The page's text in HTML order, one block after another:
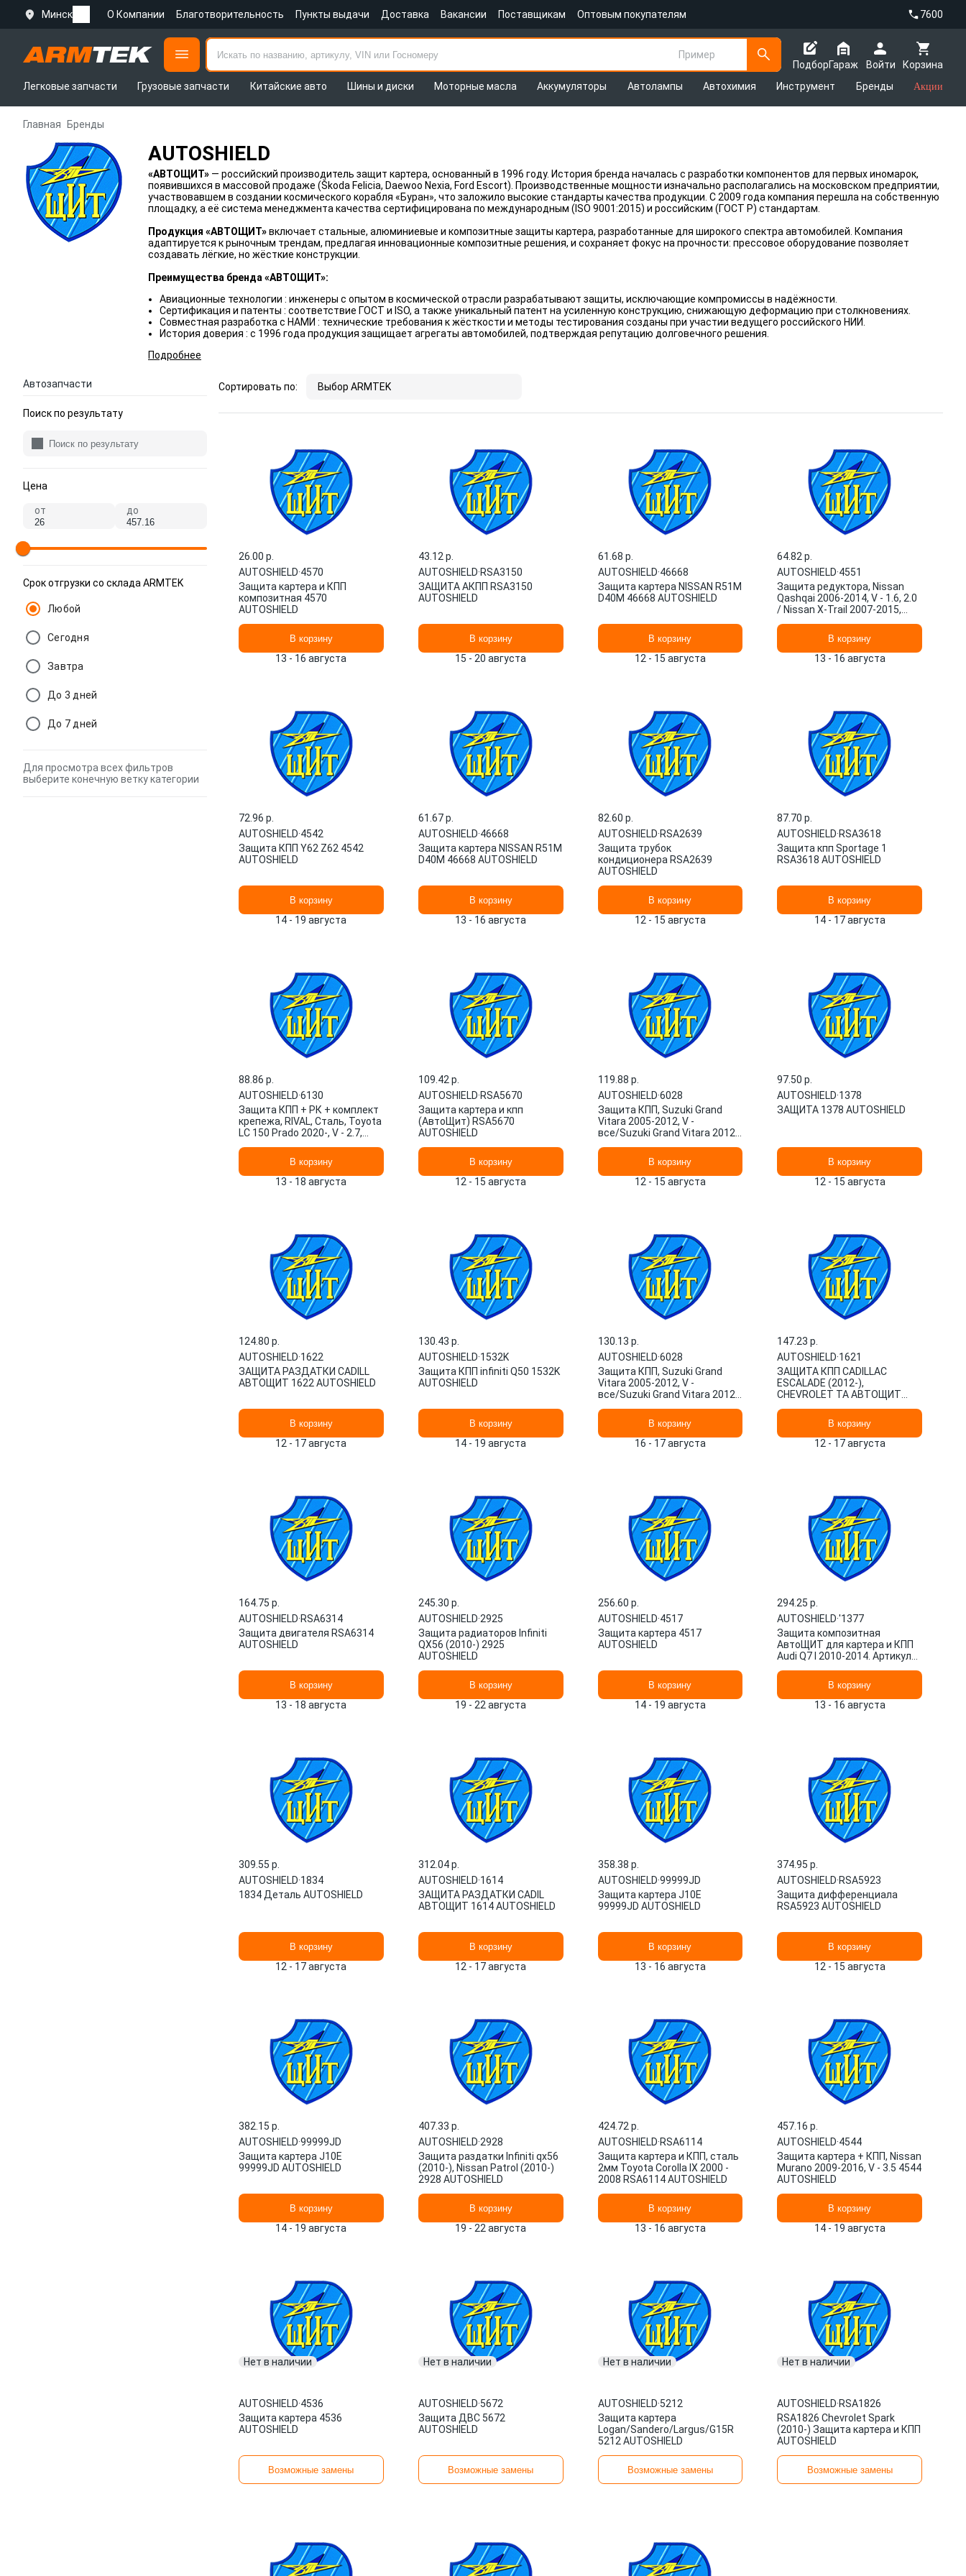
Минск О Компании Благотворительность Пункты выдачи Доставка Вакансии Поставщикам Оптовым покупателям 7600
Пример
Подбор
Корзина
Гараж
Войти
Легковые запчасти
Грузовые запчасти Китайские авто Шины и диски Моторные масла Аккумуляторы Автолампы Автохимия Инструмент Бренды Акции
Главная Бренды
AUTOSHIELD
«АВТОЩИТ» — российский производитель защит картера, основанный в 1996 году. История бренда началась с разработки компонентов для первых иномарок,
появившихся в массовой продаже (Škoda Felicia, Daewoo Nexia, Ford Escort). Производственные мощности изначально располагались на московском предприятии,
участвовавшем в создании космического корабля «Буран», что заложило высокие стандарты качества продукции. С 2009 года компания перешла на собственную
площадку, а её система менеджмента качества сертифицирована по международным (ISO 9001:2015) и российским (ГОСТ Р) стандартам.
Продукция «АВТОЩИТ»включает стальные, алюминиевые и композитные защиты картера, разработанные для широкого спектра автомобилей. Компания
адаптируется к рыночным трендам, предлагая инновационные композитные решения, и сохраняет фокус на прочности: прессовое оборудование позволяет
создавать лёгкие, но жёсткие конструкции.
Преимущества бренда «АВТОЩИТ»:
Авиационные технологии : инженеры с опытом в космической отрасли разрабатывают защиты, исключающие компромиссы в надёжности.
Сертификация и патенты : соответствие ГОСТ и ISO, а также уникальный патент на усиленную конструкцию, снижающую деформацию при столкновениях.
Совместная разработка с НАМИ : технические требования к жёсткости и методы тестирования созданы при участии ведущего российского НИИ.
История доверия : с 1996 года продукция защищает агрегаты автомобилей, подтверждая репутацию долговечного решения.
Подробнее
Автозапчасти
Поиск по результату
Цена
от до
Срок отгрузки со склада ARMTEK
Любой
Сегодня
Завтра
До 3 дней
До 7 дней
Для просмотра всех фильтров
выберите конечную ветку категории
Сортировать по: Выбор ARMTEK
26.00 p.
AUTOSHIELD·4570
Защита картера и КПП
композитная 4570
AUTOSHIELD
В корзину
13 - 16 августа
43.12 p.
AUTOSHIELD·RSA3150
ЗАЩИТА АКПП RSA3150
AUTOSHIELD
В корзину
15 - 20 августа
61.68 p.
AUTOSHIELD·46668
Защита картера NISSAN R51M
D40M 46668 AUTOSHIELD
В корзину
12 - 15 августа
64.82 p.
AUTOSHIELD·4551
Защита редуктора, Nissan
Qashqai 2006-2014, V - 1.6, 2.0
/ Nissan X-Trail 2007-2015,
AUTOSHIELDВ корзину
13 - 16 августа
72.96 p.
AUTOSHIELD·4542
Защита КПП Y62 Z62 4542
AUTOSHIELD
В корзину
14 - 19 августа
61.67 p.
AUTOSHIELD·46668
Защита картера NISSAN R51M
D40M 46668 AUTOSHIELD
В корзину
13 - 16 августа
82.60 p.
AUTOSHIELD·RSA2639
Защита трубок
кондиционера RSA2639
AUTOSHIELD
В корзину
12 - 15 августа
87.70 p.
AUTOSHIELD·RSA3618
Защита кпп Sportage 1
RSA3618 AUTOSHIELD
В корзину
14 - 17 августа
88.86 p.
AUTOSHIELD·6130
Защита КПП + РК + комплект
крепежа, RIVAL, Сталь, Toyota
LC 150 Prado 2020-, V - 2.7,
AUTOSHIELDВ корзину
13 - 18 августа
109.42 p.
AUTOSHIELD·RSA5670
Защита картера и кпп
(АвтоЩит) RSA5670
AUTOSHIELD
В корзину
12 - 15 августа
119.88 p.
AUTOSHIELD·6028
Защита КПП, Suzuki Grand
Vitara 2005-2012, V -
все/Suzuki Grand Vitara 2012-
AUTOSHIELDВ корзину
12 - 15 августа
97.50 p.
AUTOSHIELD·1378
ЗАЩИТА 1378 AUTOSHIELD
В корзину
12 - 15 августа
124.80 p.
AUTOSHIELD·1622
ЗАЩИТА РАЗДАТКИ CADILL
АВТОЩИТ 1622 AUTOSHIELD
В корзину
12 - 17 августа
130.43 p.
AUTOSHIELD·1532K
Защита КПП infiniti Q50 1532K
AUTOSHIELD
В корзину
14 - 19 августа
130.13 p.
AUTOSHIELD·6028
Защита КПП, Suzuki Grand
Vitara 2005-2012, V -
все/Suzuki Grand Vitara 2012-
AUTOSHIELDВ корзину
16 - 17 августа
147.23 p.
AUTOSHIELD·1621
ЗАЩИТА КПП CADILLAC
ESCALADE (2012-),
CHEVROLET TA АВТОЩИТ
В корзину
12 - 17 августа
164.75 p.
AUTOSHIELD·RSA6314
Защита двигателя RSA6314
AUTOSHIELD
В корзину
13 - 18 августа
245.30 p.
AUTOSHIELD·2925
Защита радиаторов Infiniti
QX56 (2010-) 2925
AUTOSHIELD
В корзину
19 - 22 августа
256.60 p.
AUTOSHIELD·4517
Защита картера 4517
AUTOSHIELD
В корзину
14 - 19 августа
294.25 p.
AUTOSHIELD·'1377
Защита композитная
АвтоЩИТ для картера и КПП
Audi Q7 I 2010-2014. Артикул
В корзину
13 - 16 августа
309.55 p.
AUTOSHIELD·1834
1834 Деталь AUTOSHIELD
В корзину
12 - 17 августа
312.04 p.
AUTOSHIELD·1614
ЗАЩИТА РАЗДАТКИ CADIL
АВТОЩИТ 1614 AUTOSHIELD
В корзину
12 - 17 августа
358.38 p.
AUTOSHIELD·99999JD
Защита картера J10E
99999JD AUTOSHIELD
В корзину
13 - 16 августа
374.95 p.
AUTOSHIELD·RSA5923
Защита дифференциала
RSA5923 AUTOSHIELD
В корзину
12 - 15 августа
382.15 p.
AUTOSHIELD·99999JD
Защита картера J10E
99999JD AUTOSHIELD
В корзину
14 - 19 августа
407.33 p.
AUTOSHIELD·2928
Защита раздатки Infiniti qx56
(2010-), Nissan Patrol (2010-)
2928 AUTOSHIELD
В корзину
19 - 22 августа
424.72 p.
AUTOSHIELD·RSA6114
Защита картера и КПП, сталь
2мм Toyota Corolla IX 2000 -
2008 RSA6114 AUTOSHIELD
В корзину
13 - 16 августа
457.16 p.
AUTOSHIELD·4544
Защита картера + КПП, Nissan
Murano 2009-2016, V - 3.5 4544
AUTOSHIELD
В корзину
14 - 19 августа
Нет в наличии
AUTOSHIELD·4536
Защита картера 4536
AUTOSHIELD
Возможные замены
Нет в наличии
AUTOSHIELD·5672
Защита ДВС 5672
AUTOSHIELD
Возможные замены
Нет в наличии
AUTOSHIELD·5212
Защита картера
Logan/Sandero/Largus/G15R
5212 AUTOSHIELD
Возможные замены
Нет в наличии
AUTOSHIELD·RSA1826
RSA1826 Chevrolet Spark
(2010-) Защита картера и КПП
AUTOSHIELD
Возможные замены